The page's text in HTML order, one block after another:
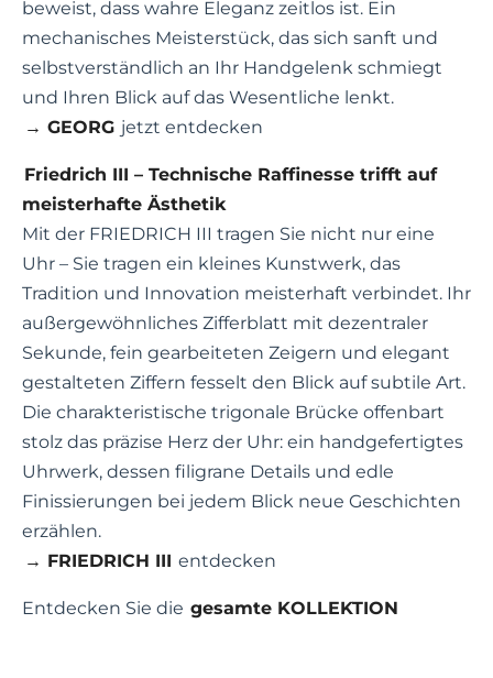
beweist, dass wahre Eleganz zeitlos ist. Ein
mechanisches Meisterstück, das sich sanft und
selbstverständlich an Ihr Handgelenk schmiegt
und Ihren Blick auf das Wesentliche lenkt.
→ GEORG jetzt entdecken
Friedrich III – Technische Raffinesse trifft auf
meisterhafte Ästhetik
Mit der FRIEDRICH III tragen Sie nicht nur eine
Uhr – Sie tragen ein kleines Kunstwerk, das
Tradition und Innovation meisterhaft verbindet. Ihr
außergewöhnliches Zifferblatt mit dezentraler
Sekunde, fein gearbeiteten Zeigern und elegant
gestalteten Ziffern fesselt den Blick auf subtile Art.
Die charakteristische trigonale Brücke offenbart
stolz das präzise Herz der Uhr: ein handgefertigtes
Uhrwerk, dessen filigrane Details und edle
Finissierungen bei jedem Blick neue Geschichten
erzählen.
→ FRIEDRICH III entdecken
Entdecken Sie die gesamte KOLLEKTION